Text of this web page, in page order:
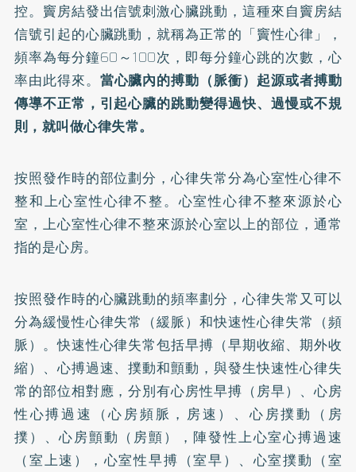
控。竇房結發出信號刺激心臟跳動，這種來自竇房結
信號引起的心臟跳動，就稱為正常的「竇性心律」，
頻率為每分鐘60～100次，即每分鐘心跳的次數，心
率由此得來。 當心臟內的搏動（脈衝）起源或者搏動
傳導不正常，引起心臟的跳動變得過快、過慢或不規
則，就叫做心律失常。
按照發作時的部位劃分，心律失常分為心室性心律不
整和上心室性心律不整。心室性心律不整來源於心
室，上心室性心律不整來源於心室以上的部位，通常
指的是心房。
按照發作時的心臟跳動的頻率劃分，心律失常又可以
分為緩慢性心律失常（緩脈）和快速性心律失常（頻
脈）。快速性心律失常包括早搏（早期收縮、期外收
縮）、心搏過速、撲動和顫動，與發生快速性心律失
常的部位相對應，分別有心房性早搏（房早）、心房
性心搏過速（心房頻脈，房速）、心房撲動（房
撲）、心房顫動（房顫），陣發性上心室心搏過速
（室上速），心室性早搏（室早）、心室撲動（室